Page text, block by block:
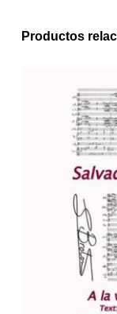
Productos